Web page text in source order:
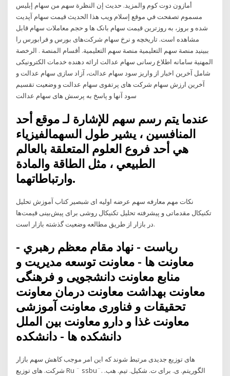
أمازون دوت كوم والمزيد. حديث إن النظرة سهم من سهام إبليس
مسموم تصفحت في موقع إسلام ويب هذا الحديث قیمت سهام آپدیت
شده و بروز، به روزترین قیمت سهام بانک ها و حجم معاملات سهام قابل
مشاهده است. تاریخچه و نرخ سهام شرکت‌های بورس و فرابورس را
ببینید منصة سهم التعليمية منصة سهم التعليمية. أقسام المنصة . الرخصة
المهنية سامانه اطلاع رسانی سهام عدالت ارائه دهنده خدمات الکترونیکی
شامل آخرین اخبار از واریز سود سهام عدالت، آزاد سازی سهام عدالت و
آخرین ارزش سهام شرکت های پرتفوی سهام عدالت و وضعیت تقسیم
سود آنها و پاسخ به پرسش های سهام عدالت
عندما يتم رسم سهم للإشارة لـ موقع أحد
المنافسين ، يشير طول السهمالفيزياء
هي أحد فروع العلوم المتعلقة بالعالم
الطبيعي ، مثل الطاقة والمادة
وارتباطاتهما.
نکات مهم معارفه سهم عرضه اولیه ای شبصیر کتاب آموزش تحلیل
تکنیکال مقدماتی و پیشرفته تحلیل تکنیکال روشی برای پیش‌بینی قیمت‌ها
در بازار از طریق مطالعه وضعیت گذشته بازار است.
ریاست - نهاد مقام معظم رهبري -
معاونت ها - معاونت توسعه مديريت و
منابع معاونت دانشجویی و فرهنگی
معاونت بهداشت معاونت درمان معاونت
تحقیقات و فناوری معاونت آموزشی
معاونت غذا و دارو معاونت بین الملل
دانشکده ها - دانشکده
های توزیع جدیدی مرتبط شوند که این امر موجب کاهش سهم بازار
شرکت. های توزیع Ru ¨ ssbu¨. الگوریتم. ی. برای ت. شکیل. تیم. هب.